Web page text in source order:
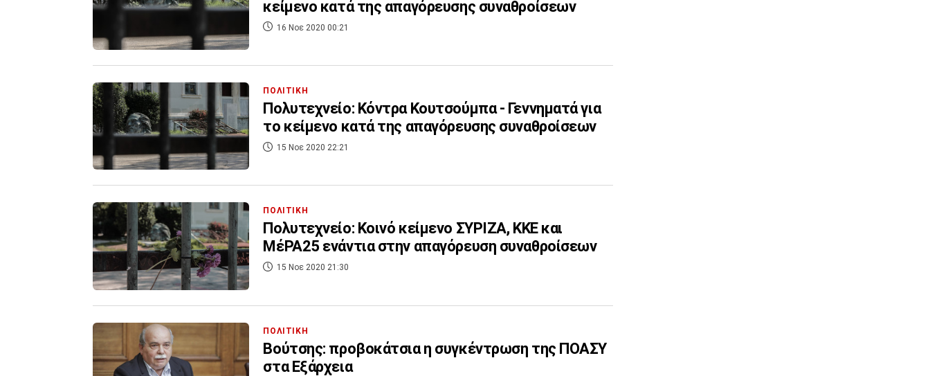
κείμενο κατά της απαγόρευσης συναθροίσεων
16 Νοε 2020 00:21
ΠΟΛΙΤΙΚΗ
Πολυτεχνείο: Κόντρα Κουτσούμπα - Γεννηματά για
το κείμενο κατά της απαγόρευσης συναθροίσεων
15 Νοε 2020 22:21
ΠΟΛΙΤΙΚΗ
Πολυτεχνείο: Κοινό κείμενο ΣΥΡΙΖΑ, ΚΚΕ και
ΜέΡΑ25 ενάντια στην απαγόρευση συναθροίσεων
15 Νοε 2020 21:30
ΠΟΛΙΤΙΚΗ
Βούτσης: προβοκάτσια η συγκέντρωση της ΠΟΑΣΥ
στα Εξάρχεια